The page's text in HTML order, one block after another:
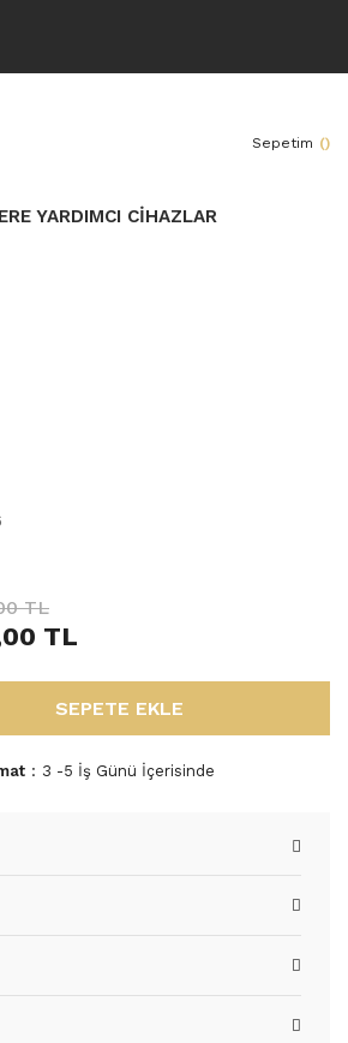
Sepetim ()
YARDIMCI CİHAZLAR
TL
TL
SEPETE EKLE
3 -5 İş Günü İçerisinde